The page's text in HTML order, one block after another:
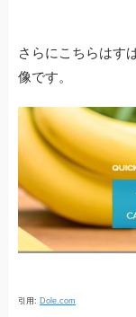
さらにこちらはす
像です。
引用: Dole.com